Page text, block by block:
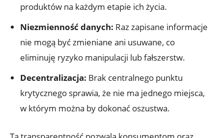
produktów ‍na każdym etapie ich życia.
Niezmienność danych: Raz zapisane informacje
nie mogą być zmieniane ani usuwane, co
eliminuję ryzyko manipulacji lub fałszerstw.
Decentralizacja: Brak centralnego punktu
krytycznego sprawia, że nie ma jednego​ miejsca,
w którym można by dokonać oszustwa.